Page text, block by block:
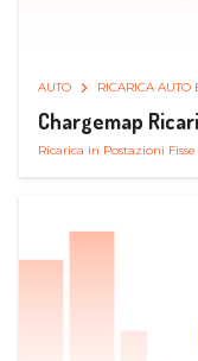
AUTO RICARICA AUTO
Chargemap
Ricarica in Postazioni Fisse